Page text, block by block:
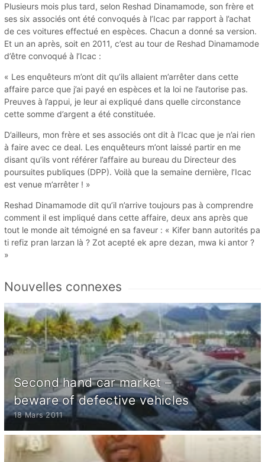
Plusieurs mois plus tard, selon Reshad Dinamamode, son frère et
ses six associés ont été convoqués à l’Icac par rapport à l’achat
de ces voitures effectué en espèces. Chacun a donné sa version.
Et un an après, soit en 2011, c’est au tour de Reshad Dinama­mode
d’être convoqué à l’Icac :
« Les enquêteurs m’ont dit qu’ils allaient m’arrêter dans cette
affaire parce que j’ai payé en espèces et la loi ne l’autorise pas.
Preuves à l’appui, je leur ai expliqué dans quelle circonstance
cette somme d’argent a été constituée.
D’ailleurs, mon frère et ses associés ont dit à l’Icac que je n’ai rien
à faire avec ce deal. Les enquêteurs m’ont laissé partir en me
disant qu’ils vont référer l’affaire au bureau du Directeur des
poursuites publiques (DPP). Voilà que la semaine dernière, l’Icac
est venue m’arrêter ! »
Reshad Dinamamode dit qu’il n’arrive toujours pas à comprendre
comment il est impliqué dans cette affaire, deux ans après que
tout le monde ait témoigné en sa faveur : « Kifer bann autorités pa
ti refiz pran larzan là ? Zot acepté ek apre dezan, mwa ki antor ?
»
Nouvelles connexes
Second hand car market –
beware of defective vehicles
18 Mars 2011